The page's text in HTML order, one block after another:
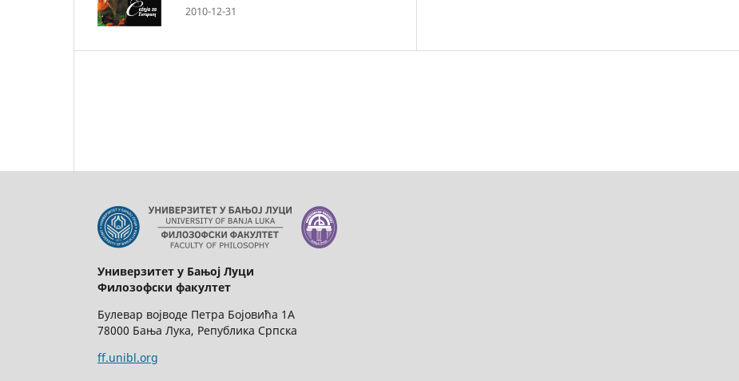
2010-12-31
Универзитет у Бањој Луци
Филозофски факултет
Булевар војводе Петра Бојовића 1А
78000 Бања Лука, Република Српска
ff.unibl.org